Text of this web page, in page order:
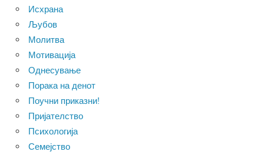
Исхрана
Љубов
Молитва
Мотивација
Однесување
Порака на денот
Поучни приказни!
Пријателство
Психологија
Семејство